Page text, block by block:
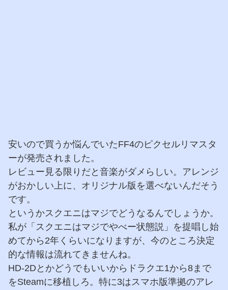
安いので買うか悩んでいたFF4のピクセルリマスタ
ーが発売されました。
レビュー見る限りだと音楽がダメらしい。アレンジ
がおかしい上に、オリジナル版を選べないんだそう
です。
というかスクエニはマジでどうなるんでしょうか。
私が「スクエニはマジでやべー状態説」を提唱し始
めてから2年くらいになりますが、今のところ決定
的な情報は流れてきませんね。
HD-2Dとかどうでもいいからドラクエ1から8まで
をSteamに移植しろ。特に3はスマホ版準拠のアレ